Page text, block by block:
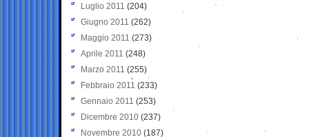
Luglio 2011 (204)
Giugno 2011 (262)
Maggio 2011 (273)
Aprile 2011 (248)
Marzo 2011 (255)
Febbraio 2011 (233)
Gennaio 2011 (253)
Dicembre 2010 (237)
Novembre 2010 (187)